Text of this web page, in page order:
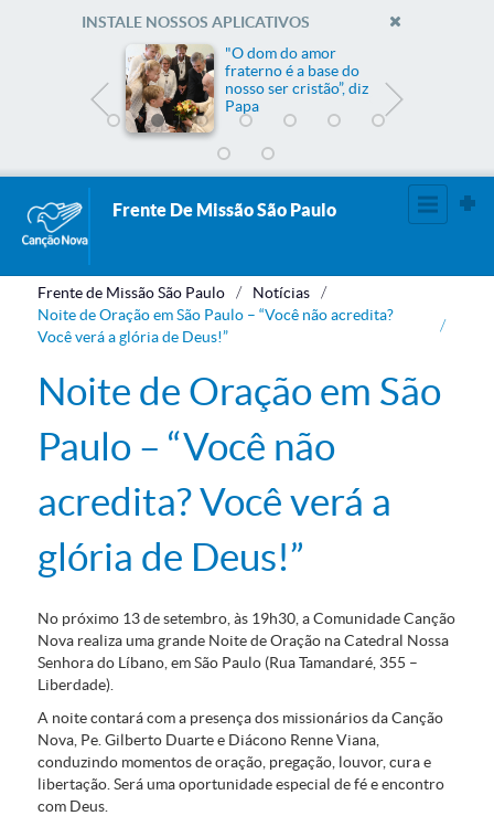
INSTALE NOSSOS APLICATIVOS
"O dom do amor
fraterno é a base do
nosso ser cristão”, diz
Papa
Frente De Missão São Paulo
Frente de Missão São Paulo
Notícias
Noite de Oração em São Paulo – “Você não acredita?
Você verá a glória de Deus!”
Noite de Oração em São
Paulo – “Você não
acredita? Você verá a
glória de Deus!”
No próximo 13 de setembro, às 19h30, a Comunidade Canção
Nova realiza uma grande Noite de Oração na Catedral Nossa
Senhora do Líbano, em São Paulo (Rua Tamandaré, 355 –
Liberdade).
A noite contará com a presença dos missionários da Canção
Nova, Pe. Gilberto Duarte e Diácono Renne Viana,
conduzindo momentos de oração, pregação, louvor, cura e
libertação. Será uma oportunidade especial de fé e encontro
com Deus.